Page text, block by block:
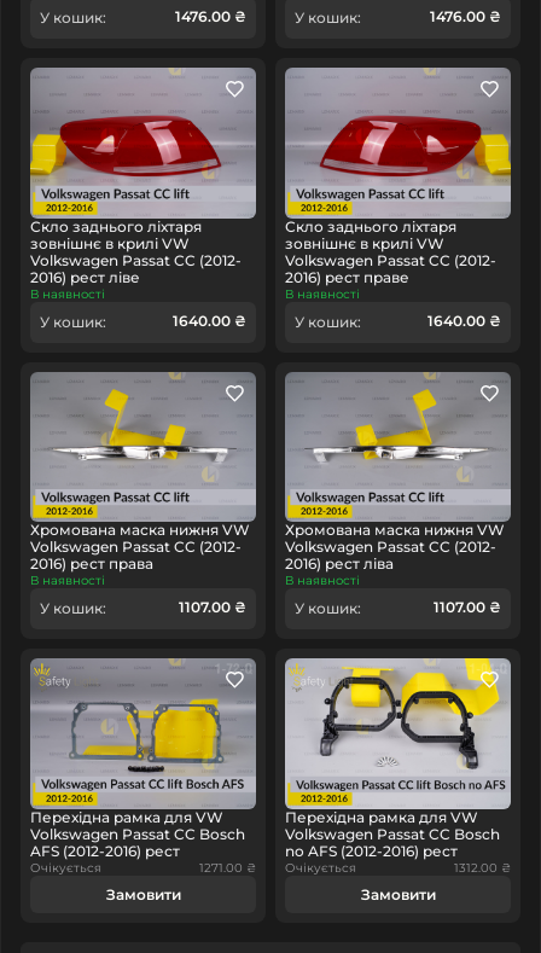
У кошик: 1476.00 ₴ У кошик: 1476.00 ₴
Скло заднього ліхтаря
зовнішнє в крилі VW
Volkswagen Passat CC (2012-
2016) рест ліве
В наявності
У кошик: 1640.00 ₴
Скло заднього ліхтаря
зовнішнє в крилі VW
Volkswagen Passat CC (2012-
2016) рест праве
В наявності
У кошик: 1640.00 ₴
Хромована маска нижня VW
Volkswagen Passat CC (2012-
2016) рест права
В наявності
У кошик: 1107.00 ₴
Хромована маска нижня VW
Volkswagen Passat CC (2012-
2016) рест ліва
В наявності
У кошик: 1107.00 ₴
Перехідна рамка для VW
Volkswagen Passat CC Bosch
AFS (2012-2016) рест
Очікується 1271.00 ₴
Замовити
Перехідна рамка для VW
Volkswagen Passat CC Bosch
no AFS (2012-2016) рест
Очікується 1312.00 ₴
Замовити